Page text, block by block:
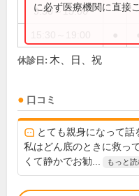
9:30～15:00
に必ず医療機関に直接
休診日: 木、日、祝
口コミ
とても親身になって話
私はどん底のときに救っ
くて静かでお勧...
もっと